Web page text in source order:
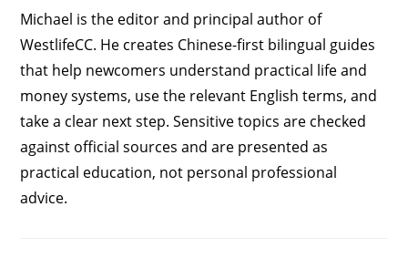
Michael is the editor and principal author of
WestlifeCC. He creates Chinese-first bilingual guides
that help newcomers understand practical life and
money systems, use the relevant English terms, and
take a clear next step. Sensitive topics are checked
against official sources and are presented as
practical education, not personal professional
advice.